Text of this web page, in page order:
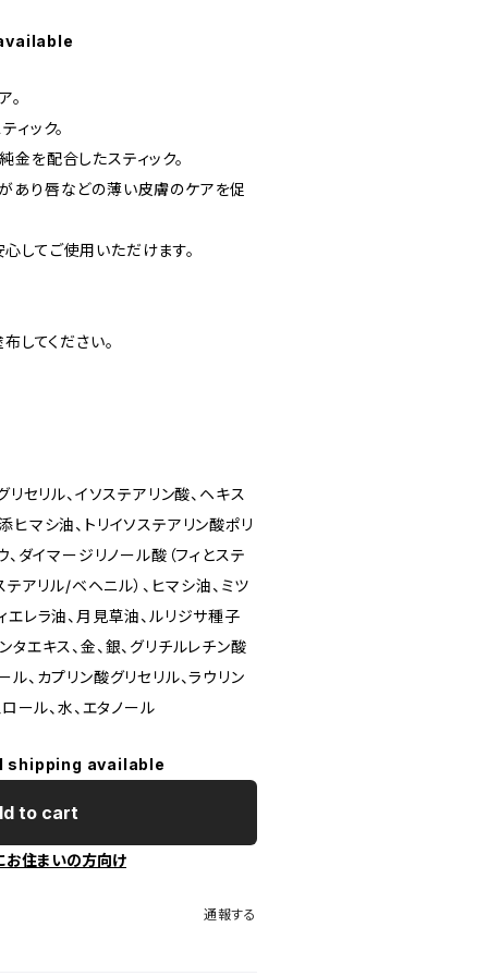
。
ィック。
を配合したスティック。
あり唇などの薄い皮膚のケアを促
してご使用いただけます。
してください。
リセリル、イソステアリン酸、ヘキス
ヒマシ油、トリイソステアリン酸ポリ
ダイマージリノール酸（フィとステ
アリル/ベヘニル）、ヒマシ油、ミツ
エレラ油、月見草油、ルリジサ種子
タエキス、金、銀、グリチルレチン酸
ル、カプリン酸グリセリル、ラウリン
ール、水、エタノール
shipping available
to cart
お住まいの方向け
通報する